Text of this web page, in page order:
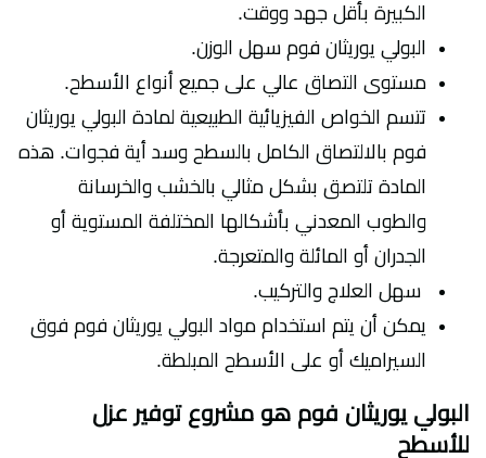
الكبيرة بأقل جهد ووقت.
البولي يوريثان فوم سهل الوزن.
مستوى التصاق عالي على جميع أنواع الأسطح.
تتسم الخواص الفيزيائية الطبيعية لمادة البولي يوريثان
فوم بالالتصاق الكامل بالسطح وسد أية فجوات. هذه
المادة تلتصق بشكل مثالي بالخشب والخرسانة
والطوب المعدني بأشكالها المختلفة المستوية أو
الجدران أو المائلة والمتعرجة.
سهل العلاج والتركيب.
يمكن أن يتم استخدام مواد البولي يوريثان فوم فوق
السيراميك أو على الأسطح المبلطة.
البولي يوريثان فوم هو مشروع توفير عزل
للأسطح